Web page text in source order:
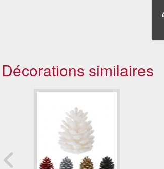
Décorations similaires